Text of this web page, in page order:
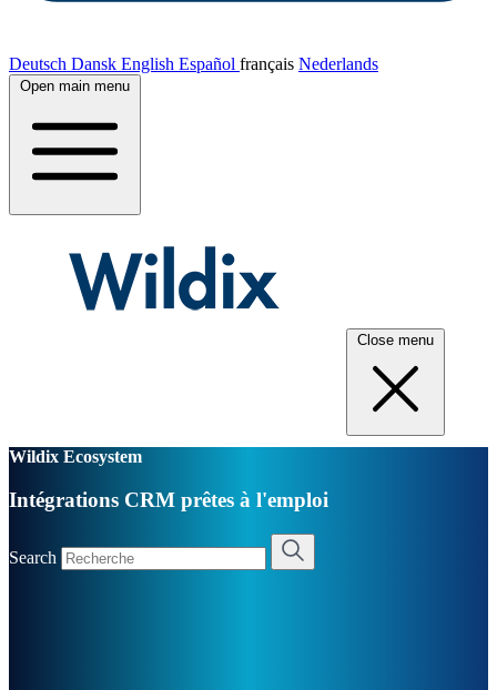
Deutsch Dansk English Español français Nederlands
Open main menu
Close menu
Wildix Ecosystem
Intégrations CRM prêtes à l'emploi
Search